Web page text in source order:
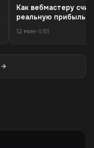
Как вебмастеру
реальную прибыль:
чистого дохода
12 мин· 51